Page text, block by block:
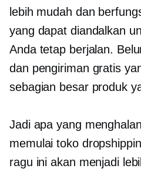
lebih mudah dan
yang dapat diandalkan
Anda tetap berjalan.
dan pengiriman gratis
sebagian besar produk
Jadi apa yang
memulai toko
ragu ini akan menjadi